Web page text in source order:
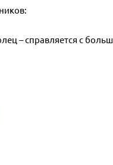
– справляется с